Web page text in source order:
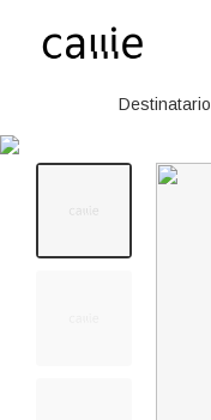
Destinatario